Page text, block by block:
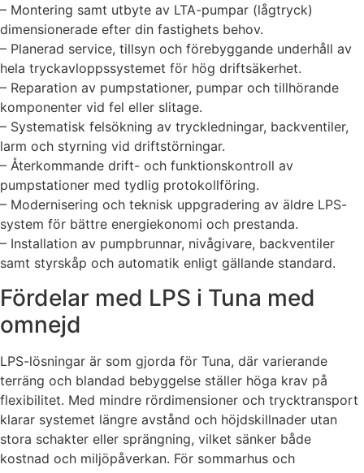
– Montering samt utbyte av LTA-pumpar (lågtryck)
dimensionerade efter din fastighets behov.
– Planerad service, tillsyn och förebyggande underhåll av
hela tryckavloppssystemet för hög driftsäkerhet.
– Reparation av pumpstationer, pumpar och tillhörande
komponenter vid fel eller slitage.
– Systematisk felsökning av tryckledningar, backventiler,
larm och styrning vid driftstörningar.
– Återkommande drift- och funktionskontroll av
pumpstationer med tydlig protokollföring.
– Modernisering och teknisk uppgradering av äldre LPS-
system för bättre energi­ekonomi och prestanda.
– Installation av pumpbrunnar, nivågivare, backventiler
samt styrskåp och automatik enligt gällande standard.
Fördelar med LPS i Tuna med
omnejd
LPS-lösningar är som gjorda för Tuna, där varierande
terräng och blandad bebyggelse ställer höga krav på
flexibilitet. Med mindre rördimensioner och trycktransport
klarar systemet längre avstånd och höjdskillnader utan
stora schakter eller sprängning, vilket sänker både
kostnad och miljöpåverkan. För sommarhus och